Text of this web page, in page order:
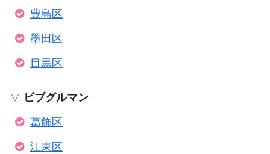
豊島区
墨田区
目黒区
▽ ビブグルマン
葛飾区
江東区